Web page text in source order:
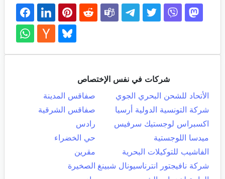
شركات في نفس الإختصاص
الأتحاد للشحن البحري الجوي
صفاقس المدينة
شركة التونسية الدولية أرسيا
صفاقس الشرقية
اكسبراس لوجستيك سرفيس
رادس
ميدسا اللوجستية
حي الخضراء
الفاشيب للتوكيلات البحرية
مقرين
شركة نافيجتور انترناسيونال شبينغ الصخيرة